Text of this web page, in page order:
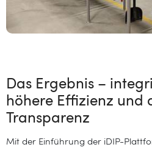
Das Ergebnis –
höhere Effizienz und
Transparenz
Mit der Einführung der iDIP-